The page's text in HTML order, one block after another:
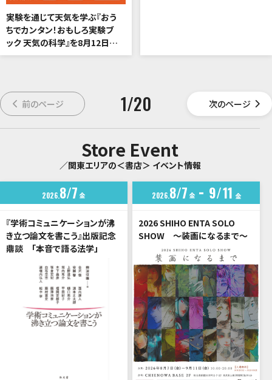
実験を通じて天気を学ぶ『おう
ちでカンタン！おもしろ実験ブ
ック 天気の科学』を8月12日
(水)に刊行!
前のページ 1/20 次のページ
Store Event
／関東エリアの＜書店＞ イベント情報
2026 8 7 金
『学術コミュニケーションが沸
き立つ論文を書こう』出版記念
鼎談 「本音で語る法学」
20268 7 金 9 11 金
2026 SHIHO ENTA SOLO
SHOW ～装画になるまで～